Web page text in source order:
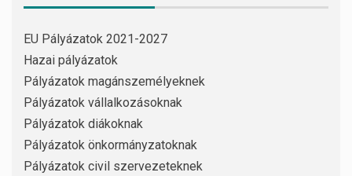
EU Pályázatok 2021-2027
Hazai pályázatok
Pályázatok magánszemélyeknek
Pályázatok vállalkozásoknak
Pályázatok diákoknak
Pályázatok önkormányzatoknak
Pályázatok civil szervezeteknek